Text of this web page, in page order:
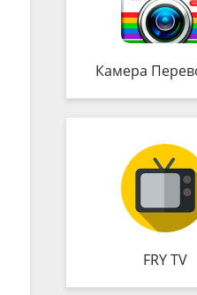
Камера
FRY TV